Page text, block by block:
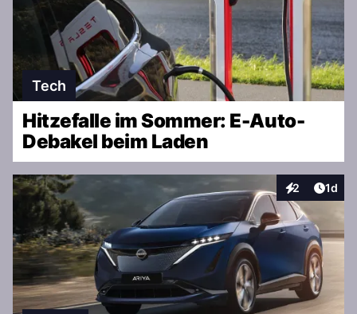
Freude am übergewichtigen Oldtimer😂!
Tech
Hitzefalle im Sommer: E-Auto-
Debakel beim Laden
2
Interaktionen
1d